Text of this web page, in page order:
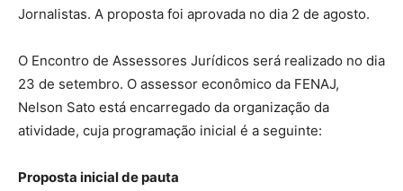
Jornalistas. A proposta foi aprovada no dia 2 de agosto.
O Encontro de Assessores Jurídicos será realizado no dia
23 de setembro. O assessor econômico da FENAJ,
Nelson Sato está encarregado da organização da
atividade, cuja programação inicial é a seguinte:
Proposta inicial de pauta